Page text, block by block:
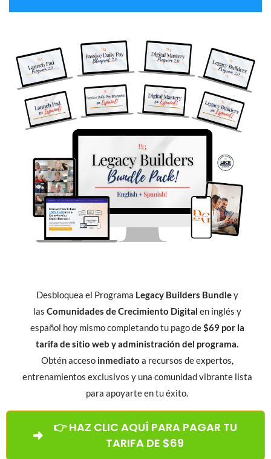
Desbloquea el Programa Legacy Builders Bundley
las Comunidades de Crecimiento Digital en inglés y
español hoy mismo completando tu pago de$69 por la
tarifa de sitio web y administración del programa.
Obtén acceso inmediato a recursos de expertos,
entrenamientos exclusivos y una comunidad vibrante lista
para apoyarte en tu éxito.
👉 HAZ CLIC AQUÍ PARA PAGAR TU
TARIFA DE $69